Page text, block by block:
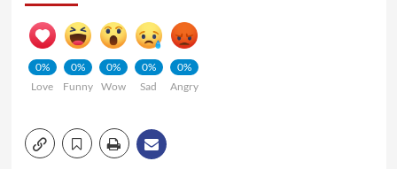
0%
Love
0%
Funny
0%
Wow
0%
Sad
0%
Angry